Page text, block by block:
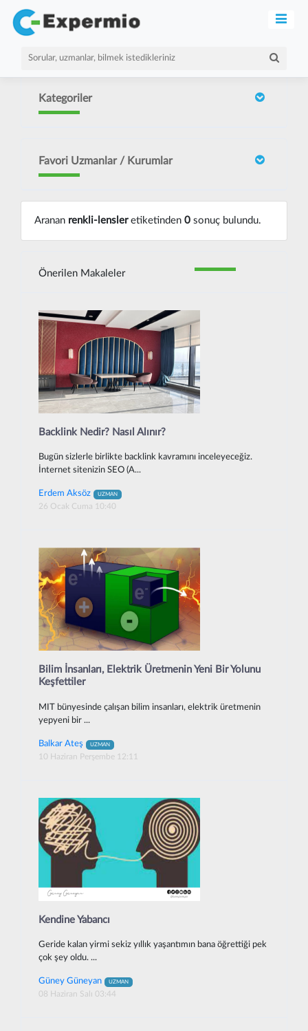
Kategoriler
Favori Uzmanlar / Kurumlar
Aranan renkli-lensleretiketinden 0sonuç bulundu.
Önerilen Makaleler
Backlink Nedir? Nasıl Alınır?
Bugün sizlerle birlikte backlink kavramını inceleyeceğiz.
İnternet sitenizin SEO (A...
Erdem Aksöz UZMAN
26 Ocak Cuma 10:40
Bilim İnsanları, Elektrik Üretmenin Yeni Bir Yolunu
Keşfettiler
MIT bünyesinde çalışan bilim insanları, elektrik üretmenin
yepyeni bir ...
Balkar Ateş UZMAN
10 Haziran Perşembe 12:11
Kendine Yabancı
Geride kalan yirmi sekiz yıllık yaşantımın bana öğrettiği pek
çok şey oldu. ...
Güney Güneyan UZMAN
08 Haziran Salı 03:44